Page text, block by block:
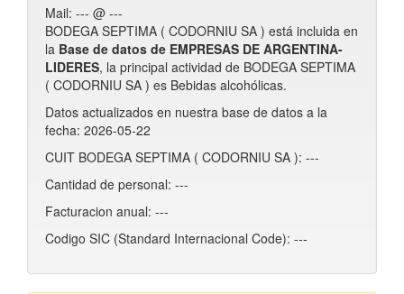
Mail: --- @ ---
BODEGA SEPTIMA ( CODORNIU SA ) está incluida en
la Base de datos de EMPRESAS DE ARGENTINA-
LIDERES, la principal actividad de BODEGA SEPTIMA
( CODORNIU SA ) es Bebidas alcohólicas.
Datos actualizados en nuestra base de datos a la
fecha: 2026-05-22
CUIT BODEGA SEPTIMA ( CODORNIU SA ): ---
Cantidad de personal: ---
Facturacion anual: ---
Codigo SIC (Standard Internacional Code): ---